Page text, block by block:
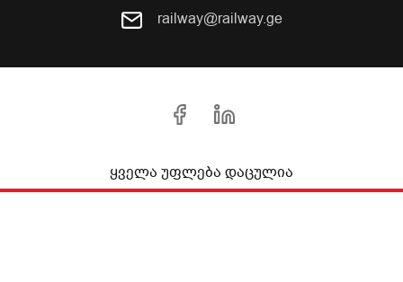
railway@railway.ge
ყველა უფლება დაცულია